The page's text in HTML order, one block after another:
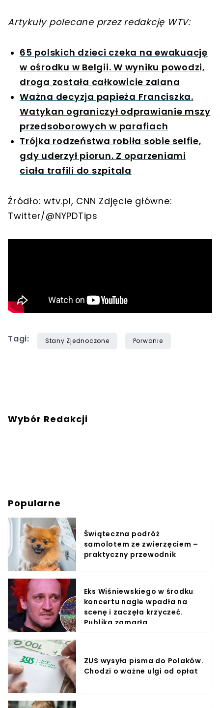
Artykuły polecane przez redakcję WTV:
65 polskich dzieci czeka na ewakuację
w ośrodku w Belgii. W wyniku powodzi,
droga została całkowicie zalana
Ważna decyzja papieża Franciszka.
Watykan ograniczył odprawianie mszy
przedsoborowych w parafiach
Trójka rodzeństwa robiła sobie selfie,
gdy uderzył piorun. Z oparzeniami
ciała trafili do szpitala
Źródło: wtv.pl, CNN Zdjęcie główne:
Twitter/@NYPDTips
Tagi: Stany Zjednoczone Porwanie
Wybór Redakcji
Popularne
Świąteczna podróż
samolotem ze zwierzęciem –
praktyczny przewodnik
Eks Wiśniewskiego w środku
koncertu nagle wpadła na
scenę i zaczęła krzyczeć.
Publika zamarła
ZUS wysyła pisma do Polaków.
Chodzi o ważne ulgi od opłat